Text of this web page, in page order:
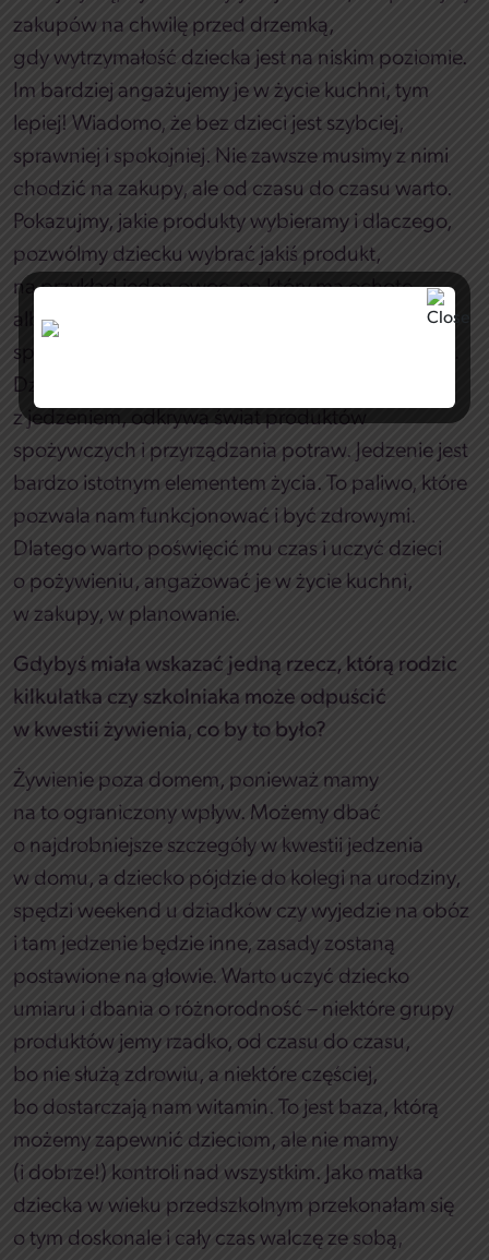
zakupów na chwilę przed drzemką,
gdy wytrzymałość dziecka jest na niskim poziomie.
Im bardziej angażujemy je w życie kuchni, tym
lepiej! Wiadomo, że bez dzieci jest szybciej,
sprawniej i spokojniej. Nie zawsze musimy z nimi
chodzić na zakupy, ale od czasu do czasu warto.
Pokazujmy, jakie produkty wybieramy i dlaczego,
pozwólmy dziecku wybrać jakiś produkt,
na przykład jeden owoc, na który ma ochotę
albo którego nigdy nie jadło, a chciałoby
spróbować. Tak samo ze wspólnym gotowaniem.
Dziecko dużo się wtedy uczy, oswaja się
z jedzeniem, odkrywa świat produktów
spożywczych i przyrządzania potraw. Jedzenie jest
bardzo istotnym elementem życia. To paliwo, które
pozwala nam funkcjonować i być zdrowymi.
Dlatego warto poświęcić mu czas i uczyć dzieci
o pożywieniu, angażować je w życie kuchni,
w zakupy, w planowanie.
Gdybyś miała wskazać jedną rzecz, którą rodzic
kilkulatka czy szkolniaka może odpuścić
w kwestii żywienia, co by to było?
Żywienie poza domem, ponieważ mamy
na to ograniczony wpływ. Możemy dbać
o najdrobniejsze szczegóły w kwestii jedzenia
w domu, a dziecko pójdzie do kolegi na urodziny,
spędzi weekend u dziadków czy wyjedzie na obóz
i tam jedzenie będzie inne, zasady zostaną
postawione na głowie. Warto uczyć dziecko
umiaru i dbania o różnorodność – niektóre grupy
produktów jemy rzadko, od czasu do czasu,
bo nie służą zdrowiu, a niektóre częściej,
bo dostarczają nam witamin. To jest baza, którą
możemy zapewnić dzieciom, ale nie mamy
(i dobrze!) kontroli nad wszystkim. Jako matka
dziecka w wieku przedszkolnym przekonałam się
o tym doskonale i cały czas walczę ze sobą,